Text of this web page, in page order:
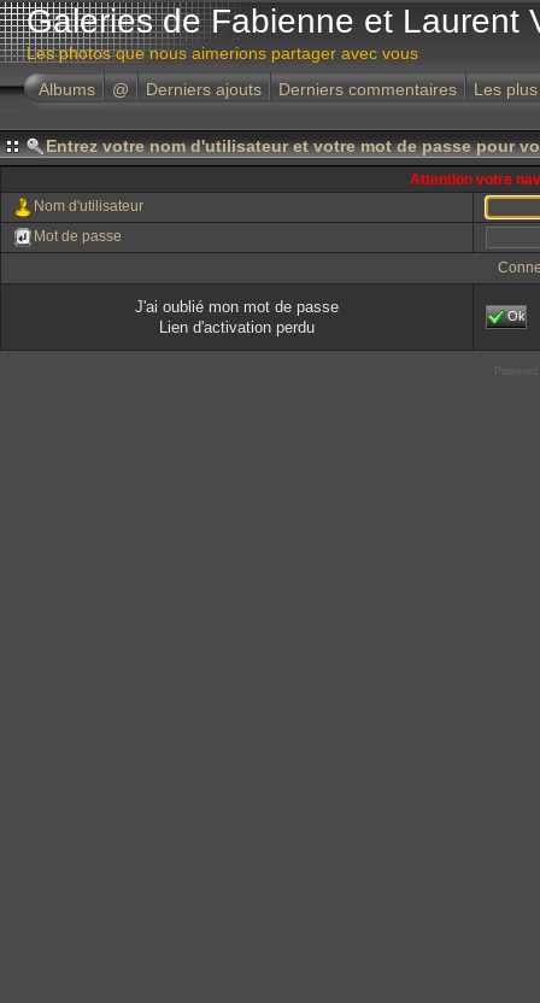
Galeries de Fabienne et Laurent
Les photos que nous aimerions partager avec vous
Albums
@ Derniers ajouts Derniers commentaires Les
Entrez votre nom d'utilisateur et votre mot de passe pour
Attention votre
Nom d'utilisateur
Mot de passe
J'ai oublié mon mot de passe
Lien d'activation perdu
Ok